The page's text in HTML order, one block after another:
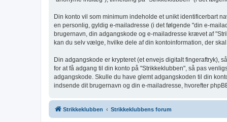
Din konto vil som minimum indeholde et unikt identificerbart
en personlig, gyldig e-mailadresse (i det følgende "din e-
brugernavn, din adgangskode og e-mailadresse krævet af
kan du selv vælge, hvilke dele af din kontoinformation, der
Din adgangskode er krypteret (et envejs digitalt fingeraftryk),
for at få adgang til din konto på "Strikkeklubben", så pas
adgangskode. Skulle du have glemt adgangskoden til din
indsende dit brugernavn og din e-mailadresse, hvorefter
Strikkeklubben Strikkeklubbens forum